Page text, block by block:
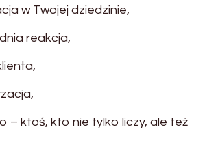
w Twojej dziedzinie,
reakcja,
– ktoś, kto nie tylko liczy, ale też